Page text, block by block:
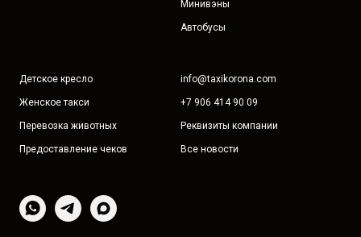
Минивэны
Автобусы
Детское кресло
Женское такси
Перевозка животных
Предоставление чеков
info@taxikorona.com
+7 906 414 90 09
Реквизиты компании
Все новости